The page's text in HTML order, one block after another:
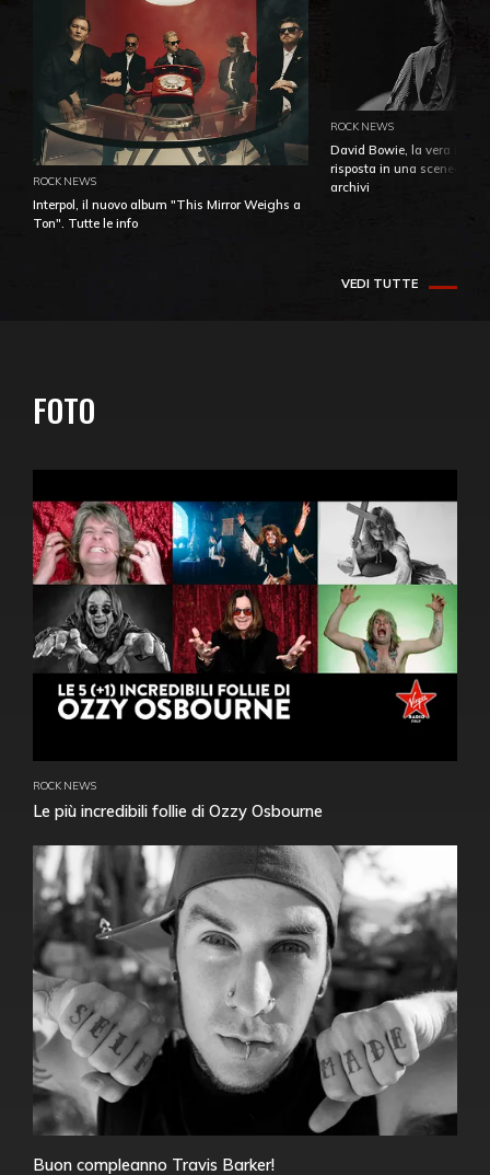
ROCK NEWS
Interpol, il nuovo album "This Mirror Weighs a
Ton". Tutte le info
ROCK NEWS
David Bowie, la vera
risposta in una
archivi
VEDI TUTTE
FOTO
ROCK NEWS
Le più incredibili follie di Ozzy Osbourne
Buon compleanno Travis Barker!